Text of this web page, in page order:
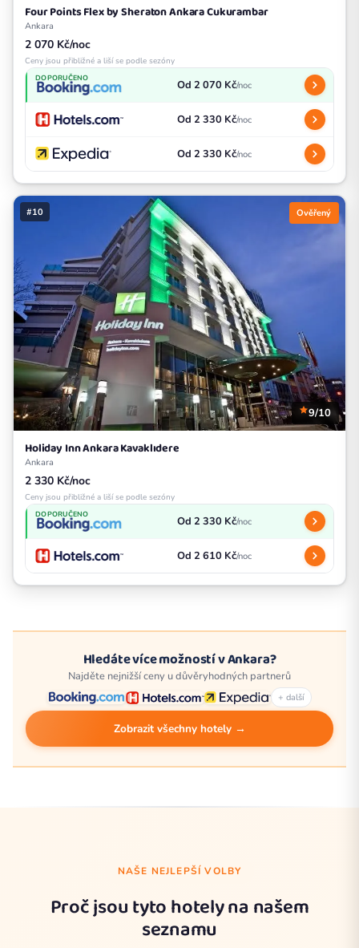
Four Points Flex by Sheraton Ankara Cukurambar
Ankara
2 070 Kč/noc
Ceny jsou přibližné a liší se podle sezóny
DOPORUČENO Od 2 070 Kč/noc
Od 2 330 Kč/noc
Od 2 330 Kč/noc
#10 Ověřený
9/10
Holiday Inn Ankara Kavaklıdere
Ankara
2 330 Kč/noc
Ceny jsou přibližné a liší se podle sezóny
DOPORUČENO Od 2 330 Kč/noc
Od 2 610 Kč/noc
Hledáte více možností v Ankara?
Najděte nejnižší ceny u důvěryhodných partnerů
+ další
Zobrazit všechny hotely →
NAŠE NEJLEPŠÍ VOLBY
Proč jsou tyto hotely na našem
seznamu